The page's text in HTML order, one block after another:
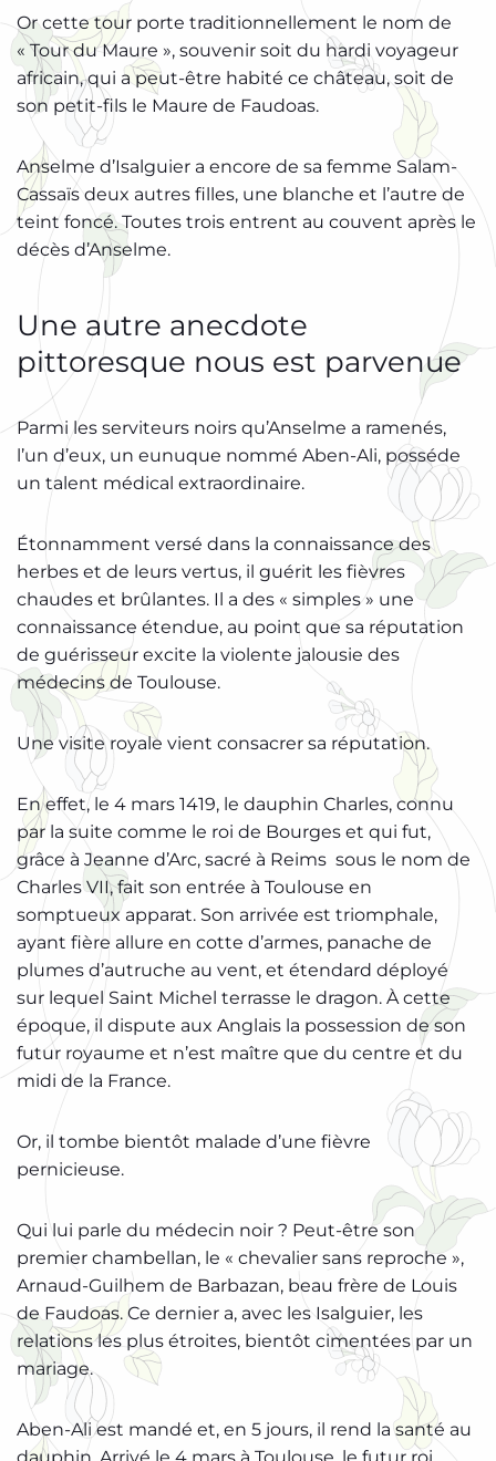
Or cette tour porte traditionnellement le nom de
« Tour du Maure », souvenir soit du hardi voyageur
africain, qui a peut-être habité ce château, soit de
son petit-fils le Maure de Faudoas.
Anselme d’Isalguier a encore de sa femme Salam-
Cassaïs deux autres filles, une blanche et l’autre de
teint foncé. Toutes trois entrent au couvent après le
décès d’Anselme.
Une autre anecdote
pittoresque nous est parvenue
Parmi les serviteurs noirs qu’Anselme a ramenés,
l’un d’eux, un eunuque nommé Aben-Ali, posséde
un talent médical extraordinaire.
Étonnamment versé dans la connaissance des
herbes et de leurs vertus, il guérit les fièvres
chaudes et brûlantes. Il a des « simples » une
connaissance étendue, au point que sa réputation
de guérisseur excite la violente jalousie des
médecins de Toulouse.
Une visite royale vient consacrer sa réputation.
En effet, le 4 mars 1419, le dauphin Charles, connu
par la suite comme le roi de Bourges et qui fut,
grâce à Jeanne d’Arc, sacré à Reims sous le nom de
Charles VII, fait son entrée à Toulouse en
somptueux apparat. Son arrivée est triomphale,
ayant fière allure en cotte d’armes, panache de
plumes d’autruche au vent, et étendard déployé
sur lequel Saint Michel terrasse le dragon. À cette
époque, il dispute aux Anglais la possession de son
futur royaume et n’est maître que du centre et du
midi de la France.
Or, il tombe bientôt malade d’une fièvre
pernicieuse.
Qui lui parle du médecin noir ? Peut-être son
premier chambellan, le « chevalier sans reproche »,
Arnaud-Guilhem de Barbazan, beau frère de Louis
de Faudoas. Ce dernier a, avec les Isalguier, les
relations les plus étroites, bientôt cimentées par un
mariage.
Aben-Ali est mandé et, en 5 jours, il rend la santé au